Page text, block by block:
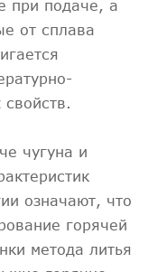
при подаче, а
от сплава
чугуна и
означают, что
горячей
метода литья